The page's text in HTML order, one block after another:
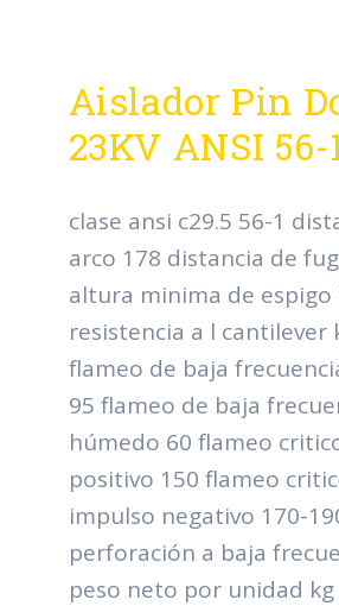
Aislador Pin
23KV ANSI 56-
clase ansi c29.5 56-1
arco 178 distancia de
altura minima de espigo
resistencia a l cantilever
flameo de baja
95 flameo de baja
húmedo 60 flameo
positivo 150 flameo
impulso negativo 170-
perforación a baja
peso neto por unidad kg